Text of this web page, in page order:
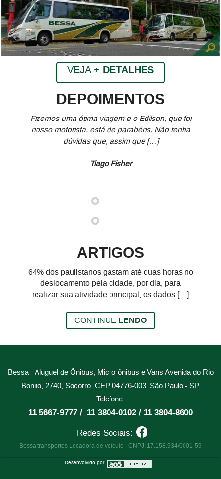
VEJA + DETALHES
DEPOIMENTOS
Fizemos uma ótima viagem e o Edilson, que foi
nosso motorista, está de parabéns. Não tenha
dúvidas que, assim que […]
Tiago Fisher
ARTIGOS
64% dos paulistanos gastam até duas horas no
deslocamento pela cidade, por dia, para
realizar sua atividade principal, os dados […]
CONTINUE LENDO
Bessa - Aluguel de Ônibus, Micro-ônibus e Vans Avenida do Rio
Bonito, 2740, Socorro, CEP 04776-003, São Paulo - SP.
Telefone:
11 5667-9777 / 11 3804-0102 / 11 3804-8600
Redes Sociais:
Bessa transportes Locadora de veículo | CNPJ: 17.158.934/0001-59
Desenvolvido por: